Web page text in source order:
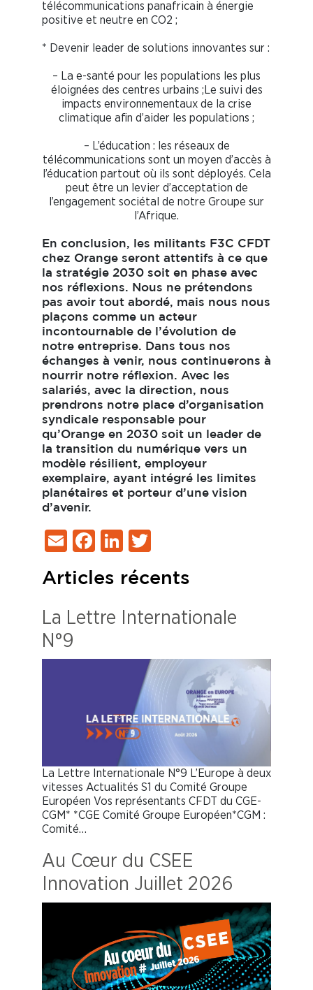
télécommunications panafricain à énergie
positive et neutre en CO2 ;
* Devenir leader de solutions innovantes sur :
– La e-santé pour les populations les plus
éloignées des centres urbains ;Le suivi des
impacts environnementaux de la crise
climatique afin d’aider les populations ;
– L’éducation : les réseaux de
télécommunications sont un moyen d’accès à
l’éducation partout où ils sont déployés. Cela
peut être un levier d’acceptation de
l’engagement sociétal de notre Groupe sur
l’Afrique.
En conclusion, les militants F3C CFDT
chez Orange seront attentifs à ce que
la stratégie 2030 soit en phase avec
nos réflexions. Nous ne prétendons
pas avoir tout abordé, mais nous nous
plaçons comme un acteur
incontournable de l’évolution de
notre entreprise. Dans tous nos
échanges à venir, nous continuerons à
nourrir notre réflexion. Avec les
salariés, avec la direction, nous
prendrons notre place d’organisation
syndicale responsable pour
qu’Orange en 2030 soit un leader de
la transition du numérique vers un
modèle résilient, employeur
exemplaire, ayant intégré les limites
planétaires et porteur d’une vision
d’avenir.
EmailFacebook
LinkedIn
Articles récents
La Lettre Internationale
N°9
La Lettre Internationale N°9 L’Europe à deux
vitesses Actualités S1 du Comité Groupe
Européen Vos représentants CFDT du CGE-
CGM* *CGE Comité Groupe Européen*CGM :
Comité…
Au Cœur du CSEE
Innovation Juillet 2026